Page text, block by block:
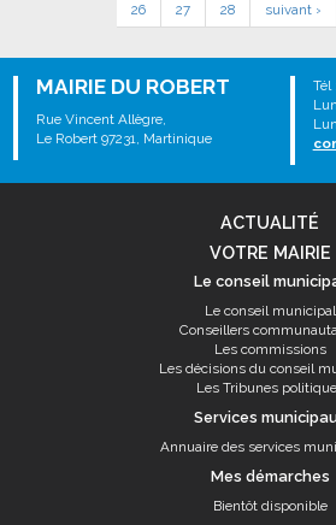
26 27 28 suivant ›
MAIRIE DU ROBERT
Rue Vincent Allègre,
Le Robert 97231, Martinique
Tél :
ACTUALITÉ
VOTRE MAIRIE
Le conseil
Le conseil municipal
Conseillers
Les commissions
Les décisions du conseil
Les Tribunes
Services
Annuaire des services
Mes démarches
Bientôt disponible